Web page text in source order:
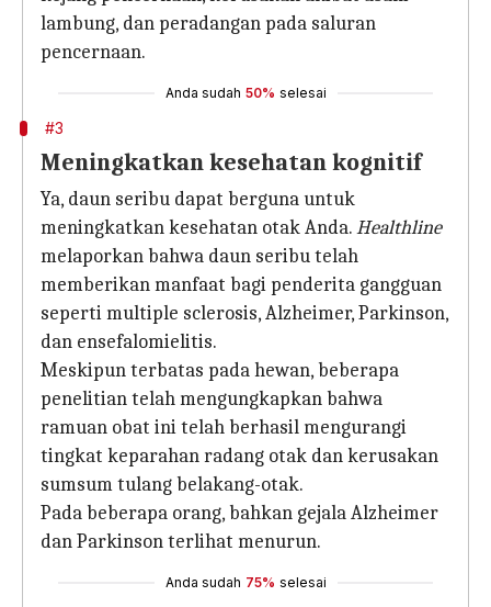
lambung, dan peradangan pada saluran
pencernaan.
Anda sudah 50% selesai
#3
Meningkatkan kesehatan kognitif
Ya, daun seribu dapat berguna untuk
meningkatkan kesehatan otak Anda.Healthline
melaporkan bahwa daun seribu telah
memberikan manfaat bagi penderita gangguan
seperti multiple sclerosis, Alzheimer, Parkinson,
dan ensefalomielitis.
Meskipun terbatas pada hewan, beberapa
penelitian telah mengungkapkan bahwa
ramuan obat ini telah berhasil mengurangi
tingkat keparahan radang otak dan kerusakan
sumsum tulang belakang-otak.
Pada beberapa orang, bahkan gejala Alzheimer
dan Parkinson terlihat menurun.
Anda sudah 75% selesai